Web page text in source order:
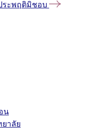
ระพฤติมิชอบ
น
าลัย